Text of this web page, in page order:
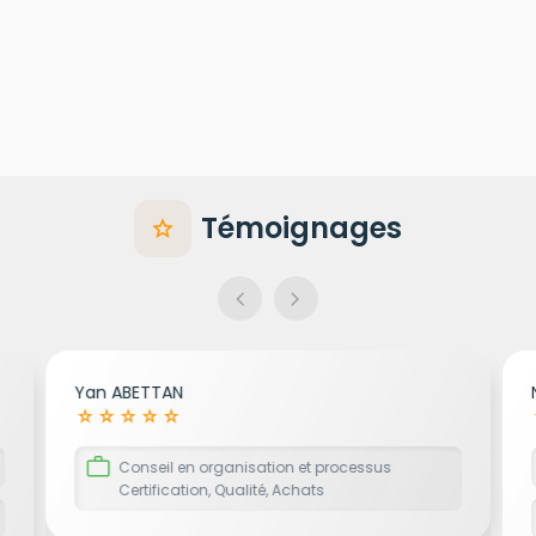
star Témoignages
chevron_left chevron_right
Yan ABETTAN
star_rate star_rate star_rate star_rate star_rate
work Conseil en organisation et processus
Certification, Qualité, Achats